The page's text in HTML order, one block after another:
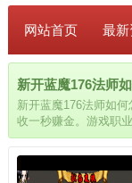
网站首页 最
新开蓝魔176法师
新开蓝魔176法师如
收一秒赚金。游戏职
和机制，包括角色、